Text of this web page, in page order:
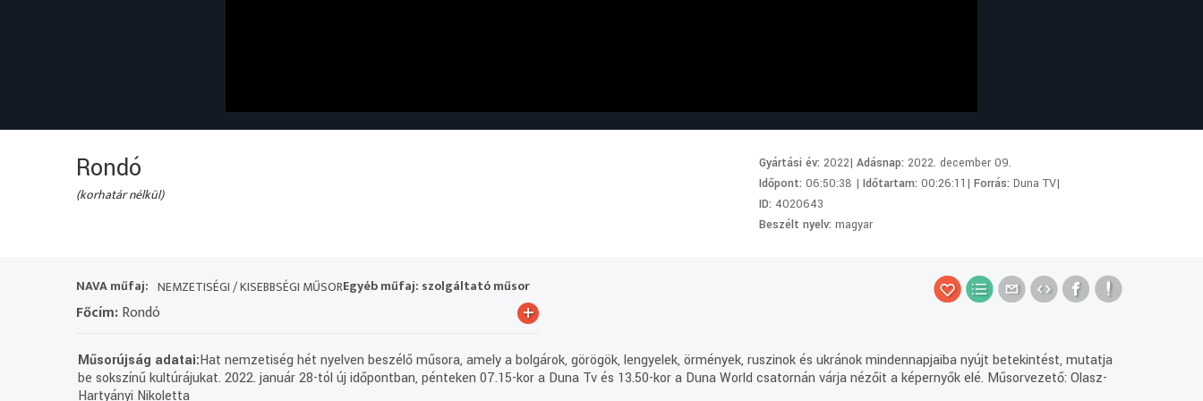
Rondó
(korhatár nélkül)
Gyártási év:2022|Adásnap:2022. december 09.
Időpont:06:50:38 |Időtartam:00:26:11|Forrás:Duna TV|
ID:4020643
Beszélt nyelv:magyar
NAVA műfaj: NEMZETISÉGI / KISEBBSÉGI MŰSOREgyéb műfaj: szolgáltató műsor
Főcím:Rondó +
Műsorújság adatai:Hat nemzetiség hét nyelven beszélő műsora, amely a bolgárok, görögök, lengyelek, örmények, ruszinok és ukránok mindennapjaiba nyújt betekintést, mutatja
be sokszínű kultúrájukat. 2022. január 28-tól új időpontban, pénteken 07.15-kor a Duna Tv és 13.50-kor a Duna World csatornán várja nézőit a képernyők elé. Műsorvezető: Olasz-
Hartyányi Nikoletta